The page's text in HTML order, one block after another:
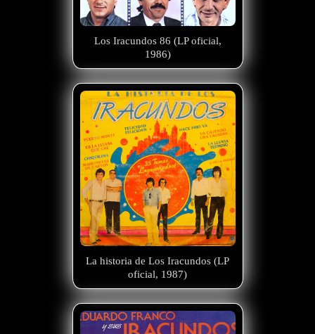
Los Iracundos 86 (LP oficial,
1986)
La historia de Los Iracundos (LP
oficial, 1987)